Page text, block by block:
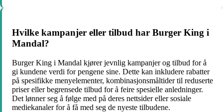
Hvilke kampanjer eller tilbud har Burger King i
Mandal?
Burger King i Mandal kjører jevnlig kampanjer og tilbud for å
gi kundene verdi for pengene sine. Dette kan inkludere rabatter
på spesifikke menyelementer, kombinasjonsmåltider til reduserte
priser eller begrensede tilbud for å feire spesielle anledninger.
Det lønner seg å følge med på deres nettsider eller sosiale
mediekanaler for å få med seg de nyeste tilbudene.